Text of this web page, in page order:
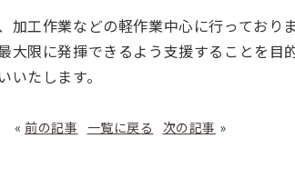
工作業などの軽作業中心に行っておりま
限に発揮できるよう支援することを目
たします。
« 前の記事 一覧に戻る 次の記事 »